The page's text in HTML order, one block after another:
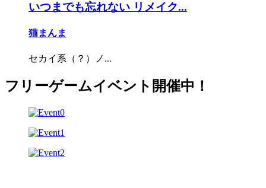
いつまでも忘れない リメイク...
猫まんま
セカイ系（？）ノ...
フリーゲームイベント開催中！